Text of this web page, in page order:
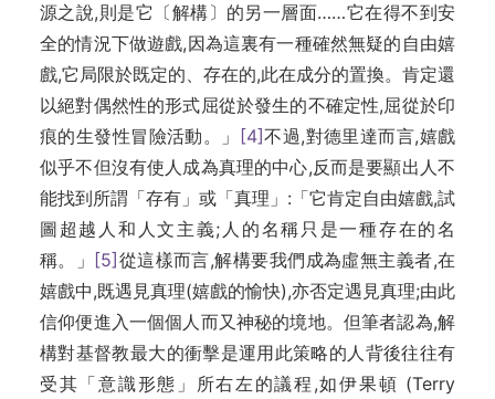
源之說,則是它〔解構〕的另一層面……它在得不到安
全的情況下做遊戲,因為這裏有一種確然無疑的自由嬉
戲,它局限於既定的、存在的,此在成分的置換。肯定還
以絕對偶然性的形式屈從於發生的不確定性,屈從於印
痕的生發性冒險活動。」
[4]不過,對德里達而言,嬉戲
似乎不但沒有使人成為真理的中心,反而是要顯出人不
能找到所謂「存有」或「真理」:「它肯定自由嬉戲,試
圖超越人和人文主義;人的名稱只是一種存在的名
稱。」 [5] 從這樣而言,解構要我們成為虛無主義者,在
嬉戲中,既遇見真理(嬉戲的愉快),亦否定遇見真理;由此
信仰便進入一個個人而又神秘的境地。但筆者認為,解
構對基督教最大的衝擊是運用此策略的人背後往往有
受其「意識形態」所右左的議程,如伊果頓 (Terry